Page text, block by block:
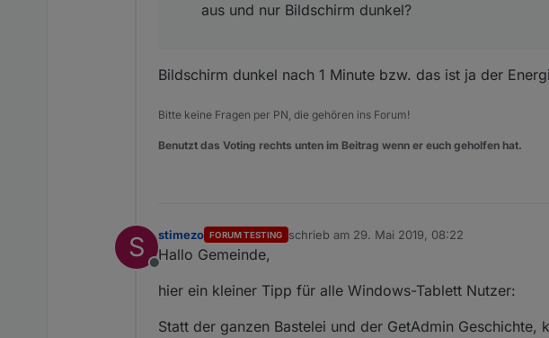
aus und nur Bildschirm dunkel?
Bildschirm dunkel nach 1 Minute bzw. das ist ja der
Bitte keine Fragen per PN, die gehören ins Forum!
Benutzt das Voting rechts unten im Beitrag wenn er euch geholfen hat.
S
Offline
stimezo FORUM TESTING schrieb am 29. Mai 2019, 08:22
zuletzt editiert von
Hallo Gemeinde,
hier ein kleiner Tipp für alle Windows-Tablett Nutzer:
Statt der ganzen Bastelei und der GetAdmin Geschichte,